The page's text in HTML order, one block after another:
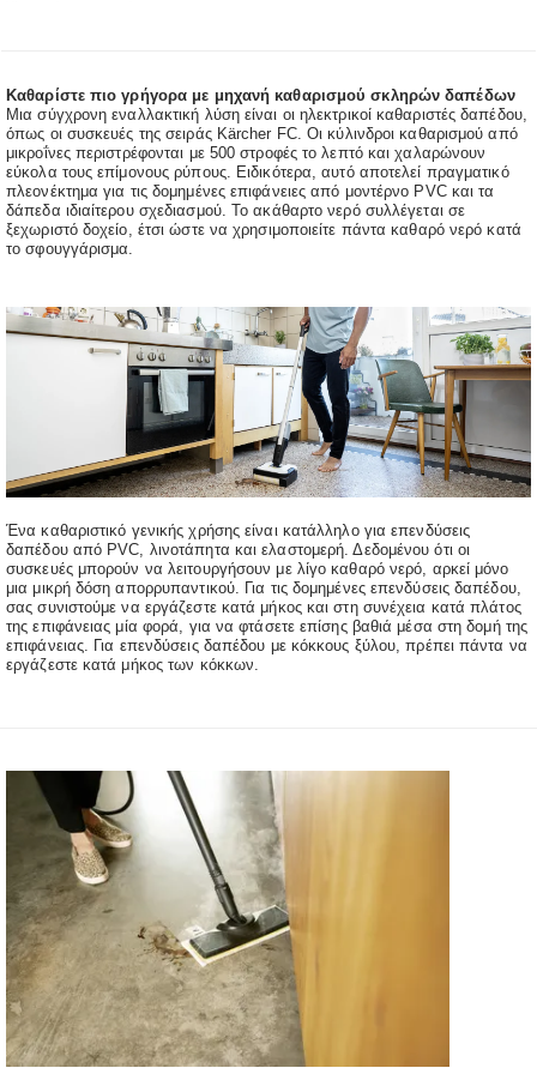
Καθαρίστε πιο γρήγορα με μηχανή καθαρισμού σκληρών δαπέδων
Μια σύγχρονη εναλλακτική λύση είναι οι ηλεκτρικοί καθαριστές δαπέδου,
όπως οι συσκευές της σειράς Kärcher FC. Οι κύλινδροι καθαρισμού από
μικροΐνες περιστρέφονται με 500 στροφές το λεπτό και χαλαρώνουν
εύκολα τους επίμονους ρύπους. Ειδικότερα, αυτό αποτελεί πραγματικό
πλεονέκτημα για τις δομημένες επιφάνειες από μοντέρνο PVC και τα
δάπεδα ιδιαίτερου σχεδιασμού. Το ακάθαρτο νερό συλλέγεται σε
ξεχωριστό δοχείο, έτσι ώστε να χρησιμοποιείτε πάντα καθαρό νερό κατά
το σφουγγάρισμα.
Ένα καθαριστικό γενικής χρήσης είναι κατάλληλο για επενδύσεις
δαπέδου από PVC, λινοτάπητα και ελαστομερή. Δεδομένου ότι οι
συσκευές μπορούν να λειτουργήσουν με λίγο καθαρό νερό, αρκεί μόνο
μια μικρή δόση απορρυπαντικού. Για τις δομημένες επενδύσεις δαπέδου,
σας συνιστούμε να εργάζεστε κατά μήκος και στη συνέχεια κατά πλάτος
της επιφάνειας μία φορά, για να φτάσετε επίσης βαθιά μέσα στη δομή της
επιφάνειας. Για επενδύσεις δαπέδου με κόκκους ξύλου, πρέπει πάντα να
εργάζεστε κατά μήκος των κόκκων.